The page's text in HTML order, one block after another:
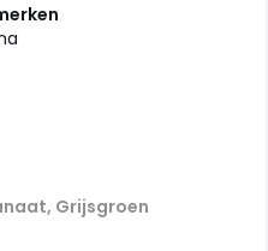
Grijsgroen